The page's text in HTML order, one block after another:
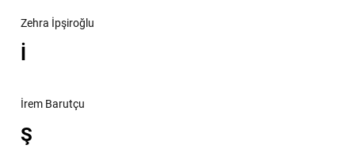
Zehra İpşiroğlu
İ
İrem Barutçu
Ş